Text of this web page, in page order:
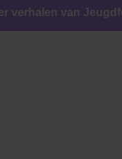
verhalen van